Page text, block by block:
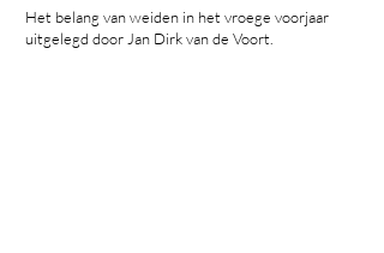
Het belang van weiden in het vroege voorjaar
uitgelegd door Jan Dirk van de Voort.